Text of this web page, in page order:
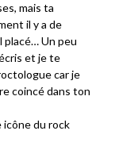
mais ta
il y a de
placé… Un peu
et je te
car je
coincé dans ton
du rock